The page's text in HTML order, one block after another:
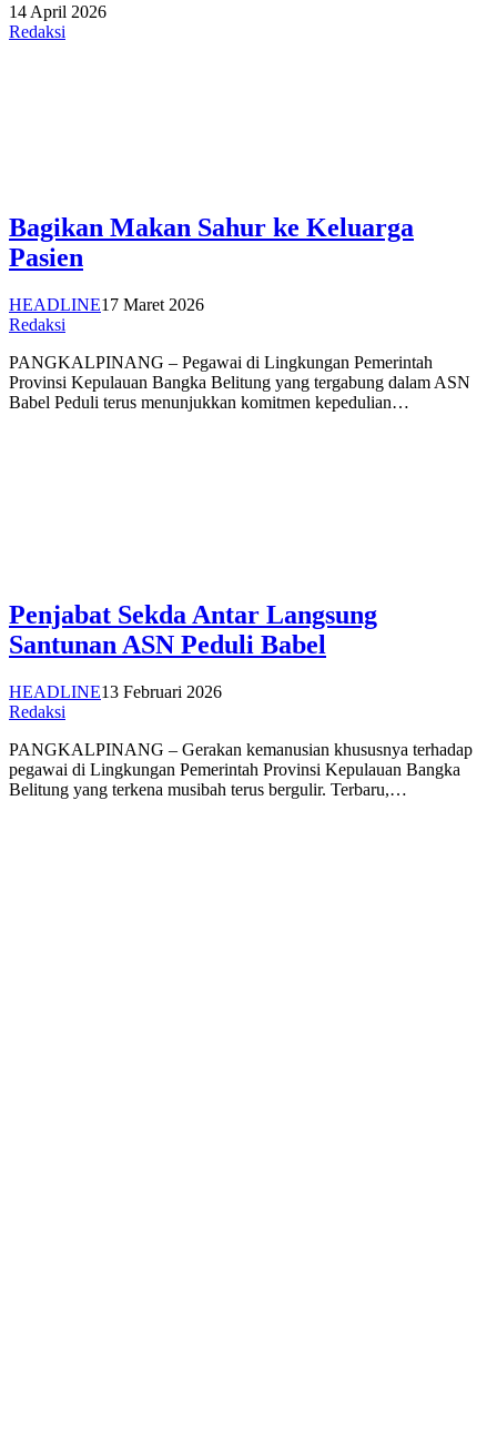
14 April 2026
Redaksi
Bagikan Makan Sahur ke Keluarga
Pasien
HEADLINE17 Maret 2026
Redaksi
PANGKALPINANG – Pegawai di Lingkungan Pemerintah
Provinsi Kepulauan Bangka Belitung yang tergabung dalam ASN
Babel Peduli terus menunjukkan komitmen kepedulian…
Penjabat Sekda Antar Langsung
Santunan ASN Peduli Babel
HEADLINE13 Februari 2026
Redaksi
PANGKALPINANG – Gerakan kemanusian khususnya terhadap
pegawai di Lingkungan Pemerintah Provinsi Kepulauan Bangka
Belitung yang terkena musibah terus bergulir. Terbaru,…